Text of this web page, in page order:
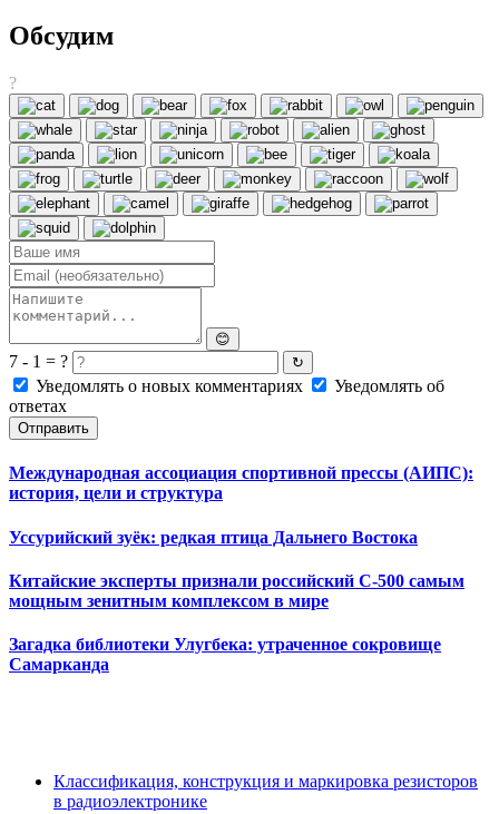
Обсудим
?
😊
7 - 1 = ? ↻
Уведомлять о новых комментариях
Уведомлять об
ответах
Отправить
Международная ассоциация спортивной прессы (АИПС):
история, цели и структура
Уссурийский зуёк: редкая птица Дальнего Востока
Китайские эксперты признали российский С-500 самым
мощным зенитным комплексом в мире
Загадка библиотеки Улугбека: утраченное сокровище
Самарканда
Классификация, конструкция и маркировка резисторов
в радиоэлектронике